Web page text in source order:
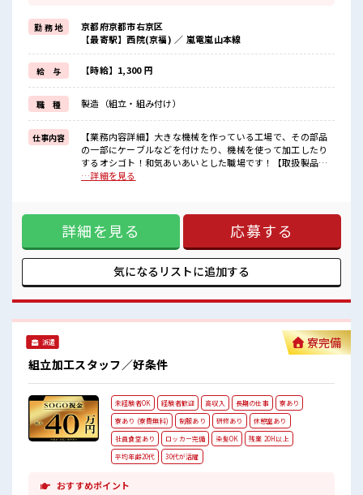
週末は家族や友人と一緒にプライベート満喫！
≪髪色自由で自分らしく働く≫
明るすぎたり奇抜でなければ基本的に自由！
(規定有)≪ラクラク制服アリ≫
制服があるので、
毎日の服装の悩み解消♪
≪未経験OKの仕事≫
新しいことにチャレンジするのは不安だけど、
しっかり働く環境が整っています！
イチからスキルUP・ステップUP目指していきましょう！
■職場の雰囲気
派手すぎなければ多少のヘアカラーもOKなのはウレシイPoint☆
安心してお仕事に集中♪
残業がしっかりあるお仕事！
勤 務 地
京都府京都市右京区
【最寄駅】西院(京福) ／ 嵐電嵐山本線
給 与 【時給】1,300 円
職 種 製造（組立・組み付け）
仕事内容
【業務内容詳細】大きな機械を作っている工場で、その部品
の一部にケーブルなどを付けたり、機械を使って加工したり
するオシゴト！和気あいあいとした職場です！【取扱製品情
報】配電盤 ■お仕事PR ≪残業で稼げる≫ 高収入を希望される
で自分らしく働く≫ 明るすぎたり奇抜でなければ基本的に自
由！ (規定有)≪ラクラク制服アリ≫ 制服があるので、 毎日の
服装の悩み解消♪ ≪未経験OKの仕事≫ 新しいことにチャレ
ンジするのは不安だけど、 しっかり働く環境が整っていま
す！ イチからスキルUP・ステップUP目指していきましょ
す！ ロッカーあり！ 安心してお仕事に集中♪ 残業がしっかり
あるお仕事！
…詳細を見る
詳細を見る 応募する
気になるリストに追加する
派遣
組立加工スタッフ／好条件
寮完備
未経験者OK 経験者歓迎 高収入 長期の仕事
寮あり
寮あり (寮費無料)
制服あり 研修あり
休憩室あり
社員食堂あり
ロッカー完備 染髪OK
残業 20H以上
平均年齢20代
30代が活躍
おすすめポイント